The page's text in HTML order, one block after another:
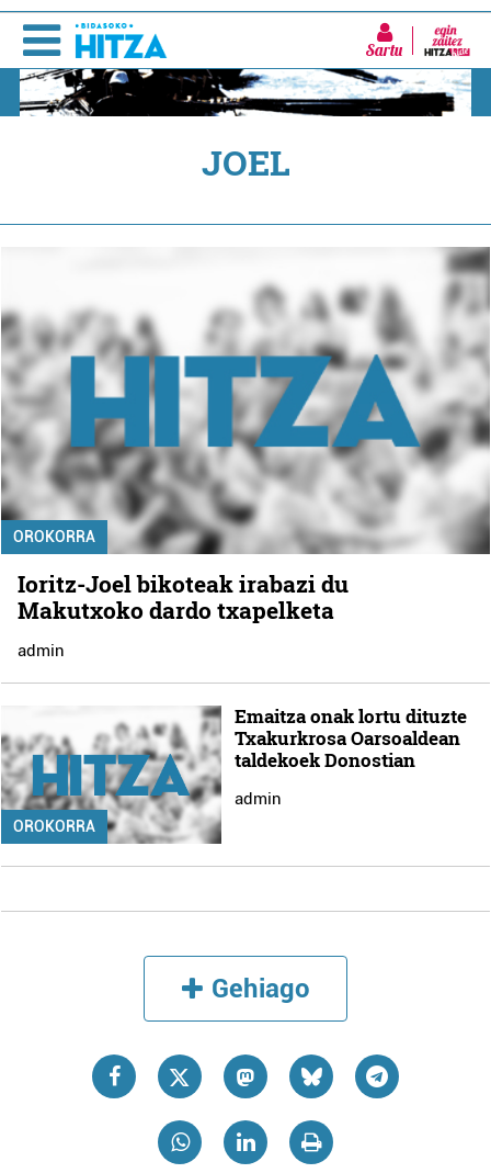
Sartu
JOEL
OROKORRA
Ioritz-Joel bikoteak irabazi du
Makutxoko dardo txapelketa
admin
OROKORRA
Emaitza onak lortu dituzte
Txakurkrosa Oarsoaldean
taldekoek Donostian
admin
Gehiago